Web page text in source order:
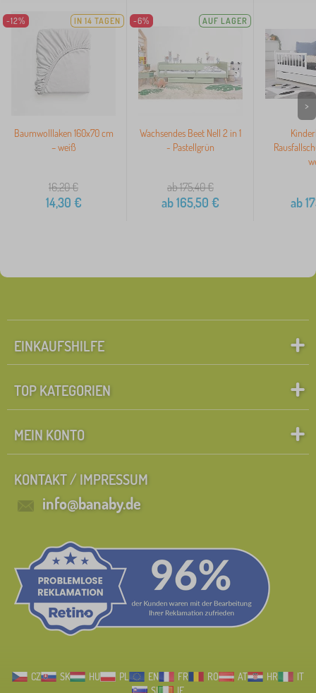
-12% IN 14 TAGEN
Baumwolllaken 160x70 cm
– weiß
16,20€
14,30 €
-6% AUF LAGER
Wachsendes Beet Nell 2 in 1
- Pastellgrün
ab 175,40€
ab165,50 € ab
>
EINKAUFSHILFE
TOP KATEGORIEN
MEIN KONTO
KONTAKT / IMPRESSUM
info@banaby.de
CZ SK HU PL EN FR RO AT HR
IT